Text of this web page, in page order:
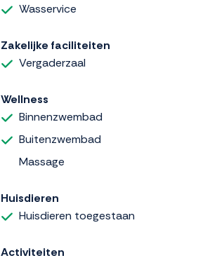
Wasservice
Zakelijke faciliteiten
Vergaderzaal
Wellness
Binnenzwembad
Buitenzwembad
Massage
Huisdieren
Huisdieren toegestaan
Activiteiten